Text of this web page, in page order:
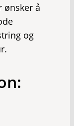
ønsker å
og